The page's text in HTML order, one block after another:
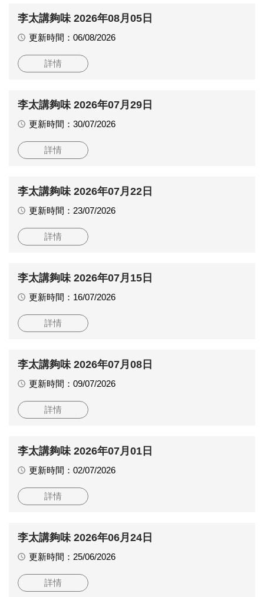
李太講夠味 2026年08月05日
更新時間：06/08/2026
詳情
李太講夠味 2026年07月29日
更新時間：30/07/2026
詳情
李太講夠味 2026年07月22日
更新時間：23/07/2026
詳情
李太講夠味 2026年07月15日
更新時間：16/07/2026
詳情
李太講夠味 2026年07月08日
更新時間：09/07/2026
詳情
李太講夠味 2026年07月01日
更新時間：02/07/2026
詳情
李太講夠味 2026年06月24日
更新時間：25/06/2026
詳情